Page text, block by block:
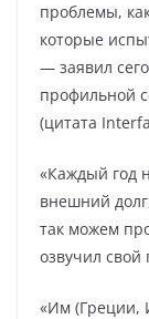
проблемы,
которые
— заявил
профильной
(цитата
«Каждый год
внешний
так можем
озвучил
«Им (Греции,